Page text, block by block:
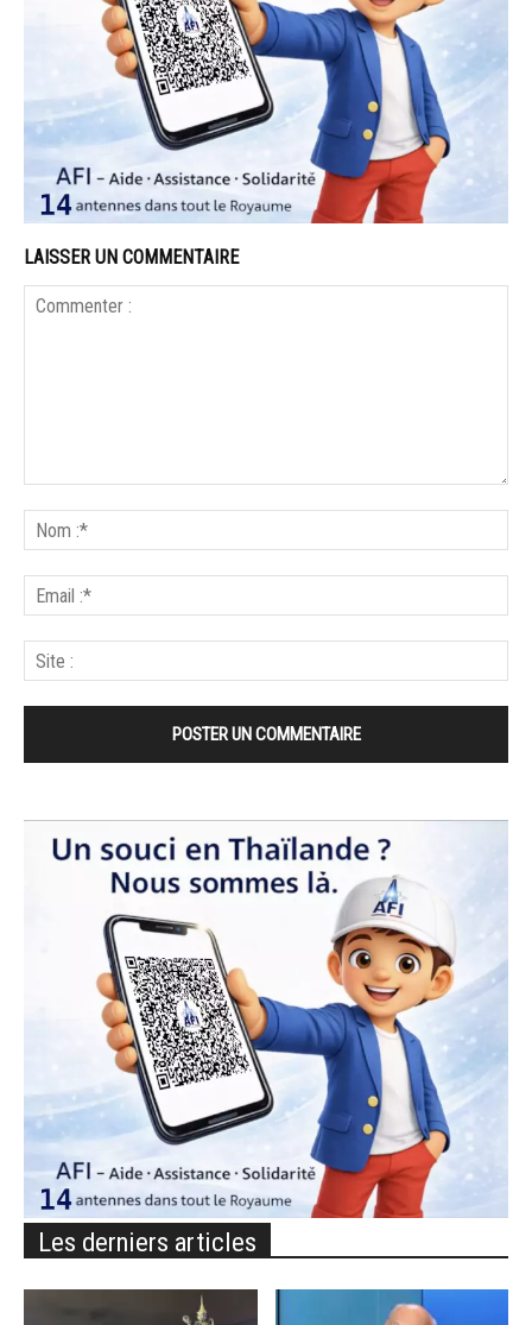
LAISSER UN COMMENTAIRE
Les derniers articles